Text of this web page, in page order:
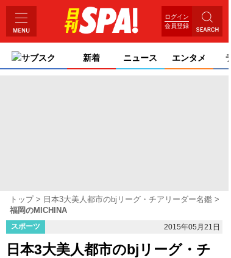
ログイン
会員登録
サブスク 新着 ニュース エンタメ
トップ
日本3大美人都市のbjリーグ・チアリーダー名鑑
福岡のMICHINA
スポーツ 2015年05月21日
日本3大美人都市のbjリーグ・チ